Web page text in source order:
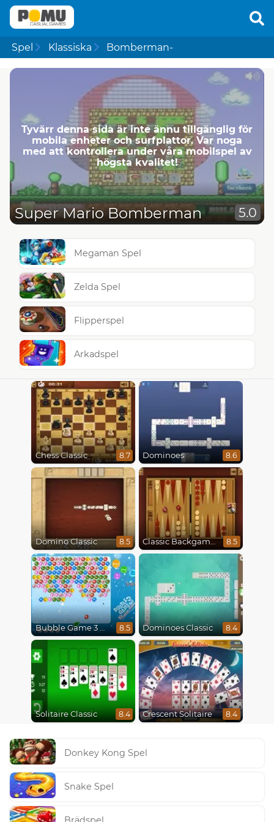
Spel Klassiska Bomberman-
Tyvärr denna sida är inte ännu tillgänglig för
mobila enheter och surfplattor. Var noga
med att kontrollera under våra mobilspel av
högsta kvalitet!
Super Mario Bomberman 5.0
Megaman Spel
Zelda Spel
Flipperspel
Arkadspel
Chess Classic 8.7 Dominoes 8.6
Domino Classic 8.5 Classic Backgammon 8.5
Bubble Game 3 Christmas 8.5 Dominoes Classic 8.4
Solitaire Classic 8.4 Crescent Solitaire 8.4
Donkey Kong Spel
Snake Spel